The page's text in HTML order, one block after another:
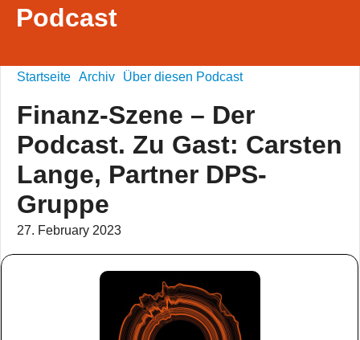
Podcast
Startseite Archiv Über diesen Podcast
Finanz-Szene – Der
Podcast. Zu Gast: Carsten
Lange, Partner DPS-
Gruppe
27. February 2023